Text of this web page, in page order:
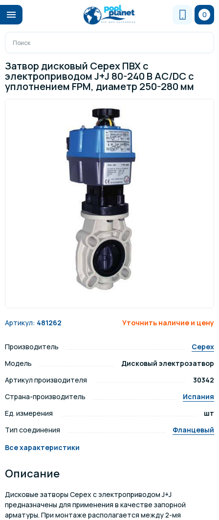
0
Затвор дисковый Cepex ПВХ с
электроприводом J+J 80-240 В AC/DC с
уплотнением FPM, диаметр 250-280 мм
Артикул: 481262 Уточнить наличие и цену
Производитель
Cepex
Модель
Дисковый электрозатвор
Артикул производителя
30342
Страна-производитель
Испания
Ед. измерения
шт
Тип соединения
Фланцевый
Все характеристики
Описание
Дисковые затворы Cepex с электроприводом J+J
предназначены для применения в качестве запорной
арматуры. При монтаже располагается между 2-мя